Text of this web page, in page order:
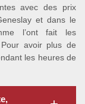
avec des prix
et dans le
l’ont fait les
avoir plus de
les heures de